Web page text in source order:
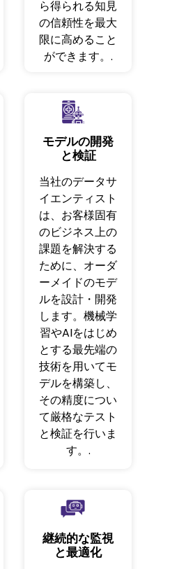
ら得られる知見
の信頼性を最大
限に高めること
ができます。.
モデルの開発
と検証
当社のデータサ
イエンティスト
は、お客様固有
のビジネス上の
課題を解決する
ために、オーダ
ーメイドのモデ
ルを設計・開発
します。機械学
習やAIをはじめ
とする最先端の
技術を用いてモ
デルを構築し、
その精度につい
て厳格なテスト
と検証を行いま
す。.
継続的な監視
と最適化